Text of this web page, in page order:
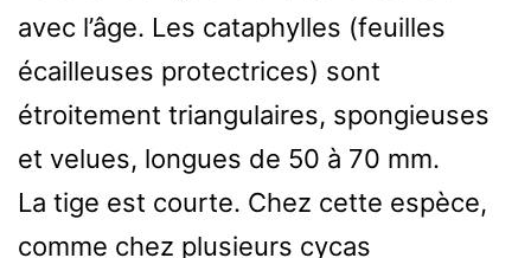
avec l’âge. Les cataphylles (feuilles
écailleuses protectrices) sont
étroitement triangulaires, spongieuses
et velues, longues de 50 à 70 mm.
La tige est courte. Chez cette espèce,
comme chez plusieurs cycas